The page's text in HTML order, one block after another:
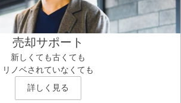
売却サポート
新しくても古くても
リノベされていなくても
詳しく見る